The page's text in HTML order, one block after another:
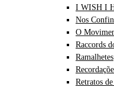
I WISH I
Nos
O
Raccords
Ramalhetes
Retratos